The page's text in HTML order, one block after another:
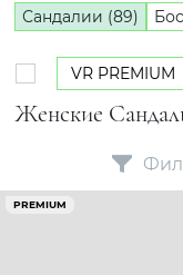
Женские
Сандалии (89)
VR PREMIUM
PREMIUM